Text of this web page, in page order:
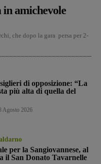
amichevole
che dopo la gara persa per 2-
di opposizione: “La
più alta di quella del
Agosto 2026
per la Sangiovannese, al
il San Donato Tavarnelle